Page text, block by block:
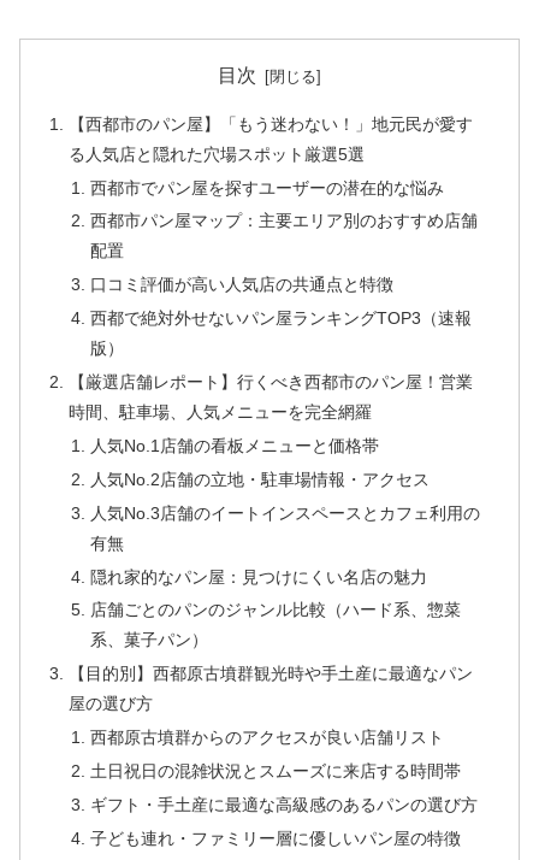
目次
【西都市のパン屋】「もう迷わない！」地元民が愛す
る人気店と隠れた穴場スポット厳選5選
西都市でパン屋を探すユーザーの潜在的な悩み
西都市パン屋マップ：主要エリア別のおすすめ店舗
配置
口コミ評価が高い人気店の共通点と特徴
西都で絶対外せないパン屋ランキングTOP3（速報
版）
【厳選店舗レポート】行くべき西都市のパン屋！営業
時間、駐車場、人気メニューを完全網羅
人気No.1店舗の看板メニューと価格帯
人気No.2店舗の立地・駐車場情報・アクセス
人気No.3店舗のイートインスペースとカフェ利用の
有無
隠れ家的なパン屋：見つけにくい名店の魅力
店舗ごとのパンのジャンル比較（ハード系、惣菜
系、菓子パン）
【目的別】西都原古墳群観光時や手土産に最適なパン
屋の選び方
西都原古墳群からのアクセスが良い店舗リスト
土日祝日の混雑状況とスムーズに来店する時間帯
ギフト・手土産に最適な高級感のあるパンの選び方
子ども連れ・ファミリー層に優しいパン屋の特徴